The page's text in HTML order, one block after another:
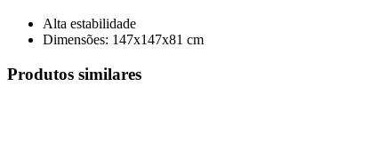
Alta estabilidade
Dimensões: 147x147x81 cm
Produtos similares